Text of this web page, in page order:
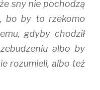
sny nie pochodzą
bo by to rzekomo
gdyby chodził
albo by
rozumieli, albo też